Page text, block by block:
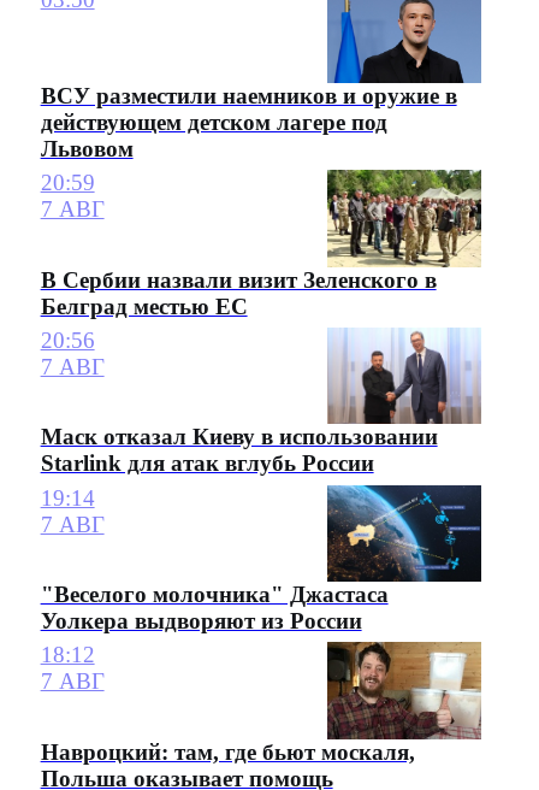
ВСУ разместили наемников и оружие в
действующем детском лагере под
Львовом
20:59
7 АВГ
В Сербии назвали визит Зеленского в
Белград местью ЕС
20:56
7 АВГ
Маск отказал Киеву в использовании
Starlink для атак вглубь России
19:14
7 АВГ
"Веселого молочника" Джастаса
Уолкера выдворяют из России
18:12
7 АВГ
Навроцкий: там, где бьют москаля,
Польша оказывает помощь